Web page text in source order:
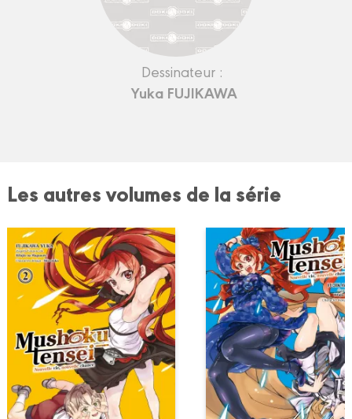
Dessinateur :
Yuka FUJIKAWA
Les autres volumes de la série